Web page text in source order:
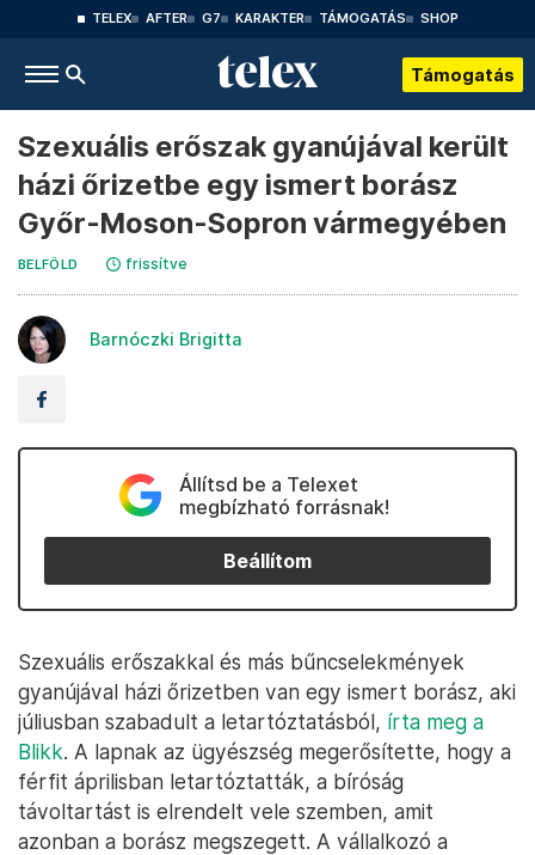
TELEX AFTER G7 KARAKTER TÁMOGATÁS SHOP
Támogatás
Szexuális erőszak gyanújával került
házi őrizetbe egy ismert borász
Győr-Moson-Sopron vármegyében
BELFÖLD frissítve
Barnóczki Brigitta
Állítsd be a Telexet
megbízható forrásnak!
Beállítom
Szexuális erőszakkal és más bűncselekmények
gyanújával házi őrizetben van egy ismert borász, aki
júliusban szabadult a letartóztatásból, írta meg a
Blikk. A lapnak az ügyészség megerősítette, hogy a
férfit áprilisban letartóztatták, a bíróság
távoltartást is elrendelt vele szemben, amit
azonban a borász megszegett. A vállalkozó a